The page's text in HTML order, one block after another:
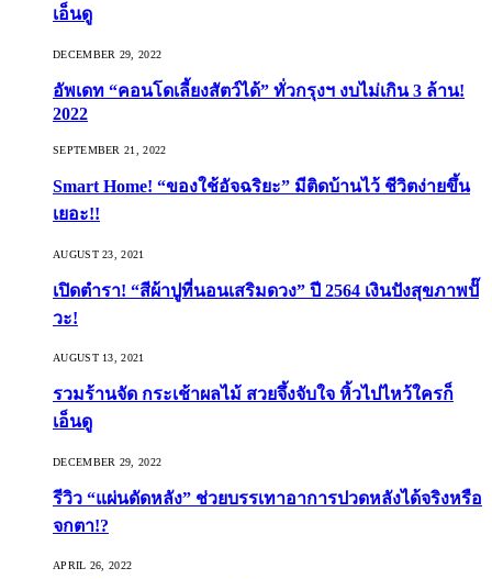
เอ็นดู
DECEMBER 29, 2022
อัพเดท “คอนโดเลี้ยงสัตว์ได้” ทั่วกรุงฯ งบไม่เกิน 3 ล้าน!
2022
SEPTEMBER 21, 2022
Smart Home! “ของใช้อัจฉริยะ” มีติดบ้านไว้ ชีวิตง่ายขึ้น
เยอะ!!
AUGUST 23, 2021
เปิดตำรา! “สีผ้าปูที่นอนเสริมดวง” ปี 2564 เงินปังสุขภาพปั๊
วะ!
AUGUST 13, 2021
รวมร้านจัด กระเช้าผลไม้ สวยจึ้งจับใจ หิ้วไปไหว้ใครก็
เอ็นดู
DECEMBER 29, 2022
รีวิว “แผ่นดัดหลัง” ช่วยบรรเทาอาการปวดหลังได้จริงหรือ
จกตา!?
APRIL 26, 2022